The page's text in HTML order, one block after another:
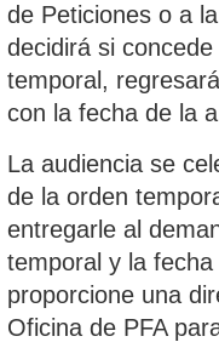
de Peticiones o a
decidirá si
temporal,
con la fecha de la
La audiencia se
de la orden
entregarle al
temporal y la
proporcione una
Oficina de PFA